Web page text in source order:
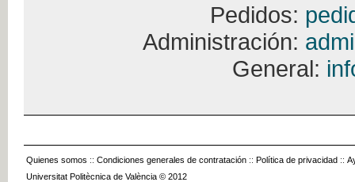
Pedidos:
Administración:
General:
Quienes somos :: Condiciones generales de contratación :: Política de privacidad ::
Universitat Politècnica de València © 2012